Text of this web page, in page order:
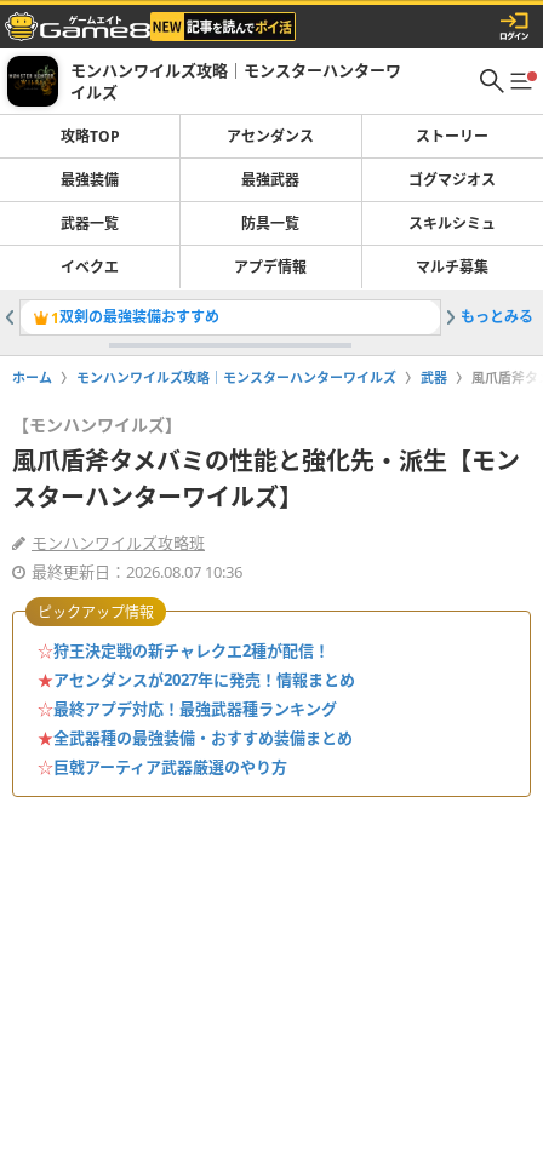
モンハンワイルズ攻略｜モンスターハンターワ
イルズ
攻略TOP アセンダンス ストーリー
最強装備 最強武器 ゴグマジオス
武器一覧 防具一覧 スキルシミュ
イベクエ アプデ情報 マルチ募集
1双剣の最強装備おすすめ 2最強武
もっとみる
ホーム モンハンワイルズ攻略｜モンスターハンターワイルズ 武器 風爪盾斧タ
【モンハンワイルズ】
風爪盾斧タメバミの性能と強化先・派生【モン
スターハンターワイルズ】
モンハンワイルズ攻略班
最終更新日：2026.08.07 10:36
☆狩王決定戦の新チャレクエ2種が配信！
★アセンダンスが2027年に発売！情報まとめ
☆最終アプデ対応！最強武器種ランキング
★全武器種の最強装備・おすすめ装備まとめ
☆巨戟アーティア武器厳選のやり方
ピックアップ情報